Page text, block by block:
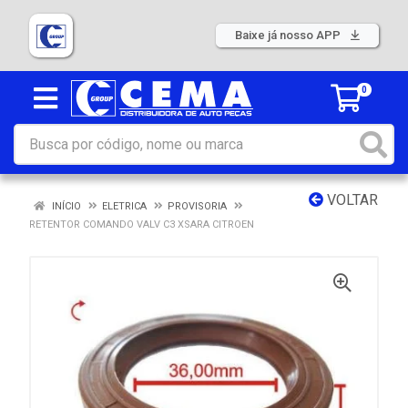
Baixe já nosso APP
0
VOLTAR
INÍCIO ELETRICA
PROVISORIA
RETENTOR COMANDO VALV C3 XSARA CITROEN